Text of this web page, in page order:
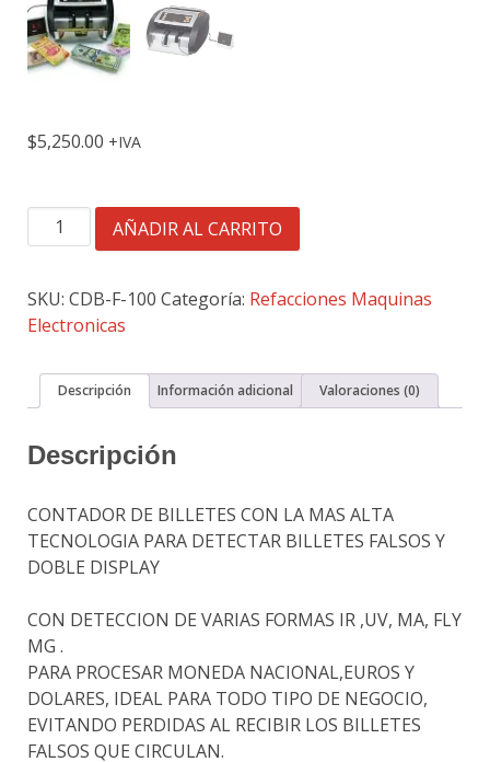
$5,250.00 IVA
CONTADOR
DE
CON
DETECTOR
BILLETES
FALSOS
DISPLAY
AÑADIR AL CARRITO
SKU: CDB-F-100 Categoría: Refacciones Maquinas
Electronicas
Descripción Información adicional Valoraciones (0)
Descripción
CONTADOR DE BILLETES CON LA MAS ALTA
TECNOLOGIA PARA DETECTAR BILLETES FALSOS Y
DOBLE DISPLAY
CON DETECCION DE VARIAS FORMAS IR ,UV, MA, FLY
MG .
PARA PROCESAR MONEDA NACIONAL,EUROS Y
DOLARES, IDEAL PARA TODO TIPO DE NEGOCIO,
EVITANDO PERDIDAS AL RECIBIR LOS BILLETES
FALSOS QUE CIRCULAN.